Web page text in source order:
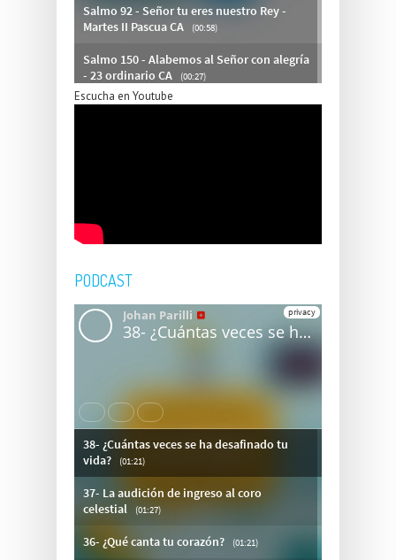
Escucha en Youtube
PODCAST